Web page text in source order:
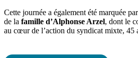
Cette journée a également été marquée
de la famille d’Alphonse Arzel, dont le
au cœur de l’action du syndicat mixte, 45